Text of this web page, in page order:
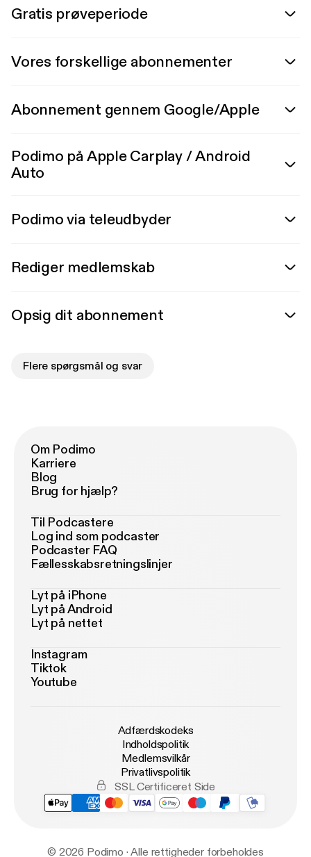
Gratis prøveperiode
Vores forskellige abonnementer
Abonnement gennem Google/Apple
Podimo på Apple Carplay / Android
Auto
Podimo via teleudbyder
Rediger medlemskab
Opsig dit abonnement
Flere spørgsmål og svar
Om Podimo
Karriere
Blog
Brug for hjælp?
Til Podcastere
Log ind som podcaster
Podcaster FAQ
Fællesskabsretningslinjer
Lyt på iPhone
Lyt på Android
Lyt på nettet
Instagram
Tiktok
Youtube
Adfærdskodeks
Indholdspolitik
Medlemsvilkår
Privatlivspolitik
SSL Certificeret Side
© 2026 Podimo · Alle rettigheder forbeholdes